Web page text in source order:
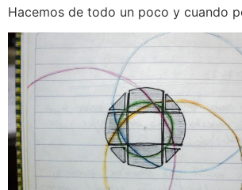
Hacemos de todo un poco y cuando